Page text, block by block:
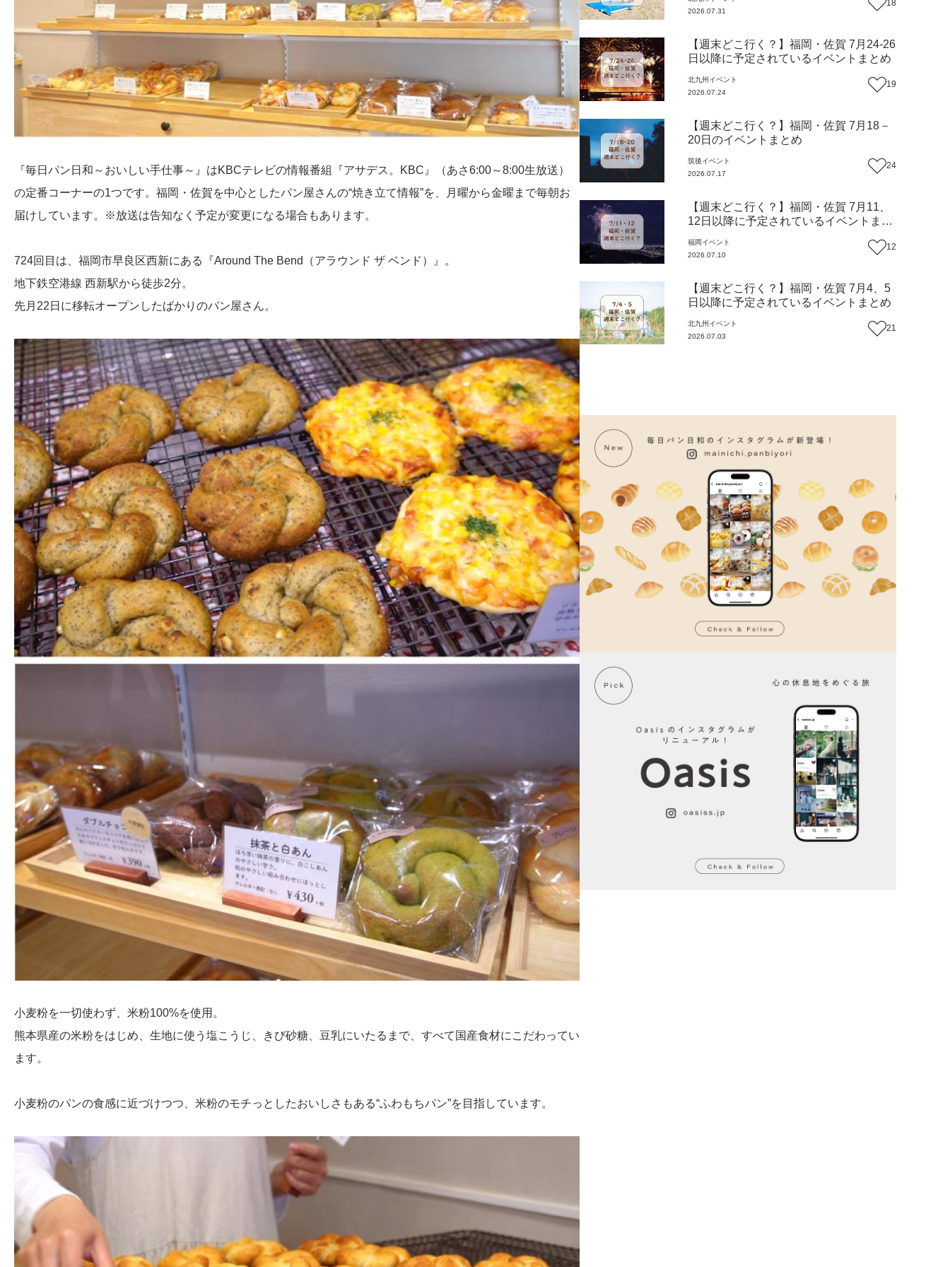
『毎日パン日和～おいしい手仕事～』はKBCテレビの情報番組『アサデス。KBC』（あさ6:00～8:00生放送）
の定番コーナーの1つです。福岡・佐賀を中心としたパン屋さんの“焼き立て情報”を、月曜から金曜まで毎朝お
届けしています。※放送は告知なく予定が変更になる場合もあります。
724回目は、福岡市早良区西新にある『Around The Bend（アラウンド ザ ベンド）』。
地下鉄空港線 西新駅から徒歩2分。
先月22日に移転オープンしたばかりのパン屋さん。
小麦粉を一切使わず、米粉100%を使用。
熊本県産の米粉をはじめ、生地に使う塩こうじ、きび砂糖、豆乳にいたるまで、すべて国産食材にこだわってい
ます。
小麦粉のパンの食感に近づけつつ、米粉のモチっとしたおいしさもある“ふわもちパン”を目指しています。
2026.07.31
18
【週末どこ行く？】福岡・佐賀 7月24-26
日以降に予定されているイベントまとめ
北九州 イベント
2026.07.24
19
【週末どこ行く？】福岡・佐賀 7月18－
20日のイベントまとめ
筑後イベント
2026.07.17
24
【週末どこ行く？】福岡・佐賀 7月11、
12日以降に予定されているイベントまと
福岡 イベント
2026.07.10
12
【週末どこ行く？】福岡・佐賀 7月4、5
日以降に予定されているイベントまとめ
北九州 イベント
2026.07.03
21